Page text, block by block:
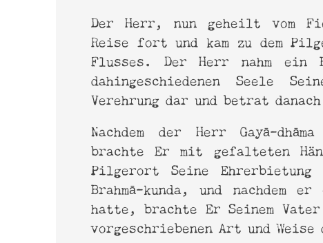
Der Herr, nun geheilt vom
Reise fort und kam zu dem
Flusses. Der Herr nahm ein
dahingeschiedenen Seele
Verehrung dar und betrat danach
Nachdem der Herr Gayā-
brachte Er mit gefalteten
Pilgerort Seine Ehrerbietung
Brahmā-kunda, und nachdem er
hatte, brachte Er Seinem
vorgeschriebenen Art und Weise